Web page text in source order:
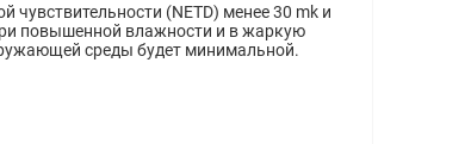
чувствительности (NETD) менее 30 mk и
повышенной влажности и в жаркую
среды будет минимальной.